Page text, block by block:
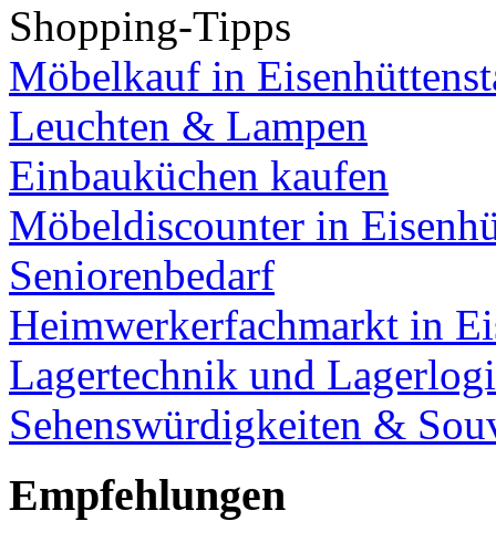
Shopping-Tipps
Möbelkauf in
Leuchten & Lampen
Einbauküchen kaufen
Möbeldiscounter in
Seniorenbedarf
Heimwerkerfachmarkt in
Lagertechnik und
Sehenswürdigkeiten &
Empfehlungen